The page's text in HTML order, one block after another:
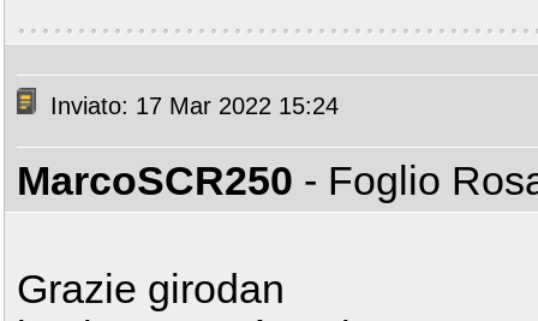
Inviato: 17 Mar 2022 15:24
MarcoSCR250 - Foglio
Grazie girodan